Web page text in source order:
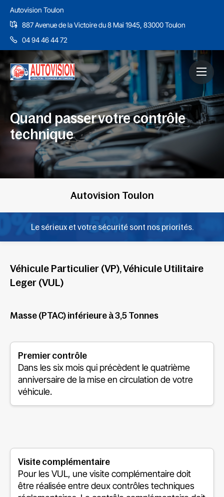
Autovision Toulon
887 Avenue de la Victoire du 8 Mai 1945, 83000 Toulon
04 94 46 44 72
Quand passer votre contrôle
technique
Autovision Toulon
Le sérieux et votre sécurité sont nos priorités.
Véhicule Particulier (VP), Véhicule Utilitaire
Leger (VUL)
Masse (PTAC) inférieure à 3,5 Tonnes
Premier contrôle
Dans les six mois qui précèdent le quatrième
anniversaire de la mise en circulation de votre
véhicule.
Visite complémentaire
Pour les VUL, une visite complémentaire doit
être réalisée entre deux contrôles techniques